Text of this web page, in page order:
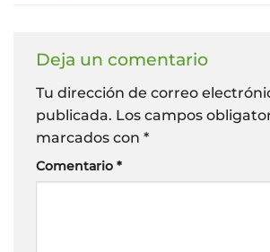
Deja un comentario
Tu dirección de correo
publicada. Los campos
marcados con *
Comentario *